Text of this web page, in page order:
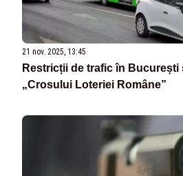
21 nov. 2025, 13:45
Restricții de trafic în București
„Crosului Loteriei Române”